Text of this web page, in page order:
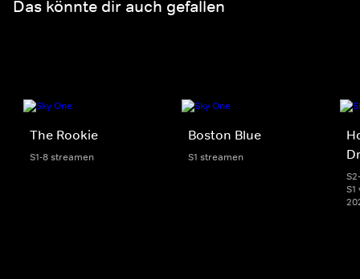
Das könnte dir auch gefallen
The Rookie
S1-8 streamen
Boston Blue
S1 streamen